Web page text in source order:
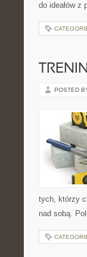
do ideałów
POSTED
tych, którzy
nad sobą.